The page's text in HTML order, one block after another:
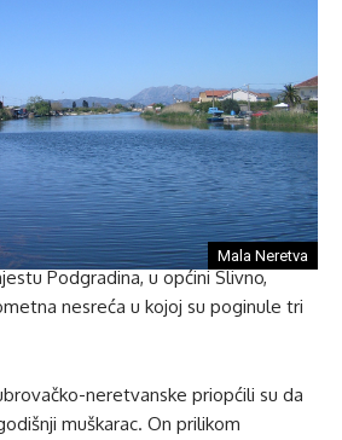
Mala Neretva
Podgradina, u općini Slivno,
nesreća u kojoj su poginule tri
neretvanske priopćili su da
muškarac. On prilikom